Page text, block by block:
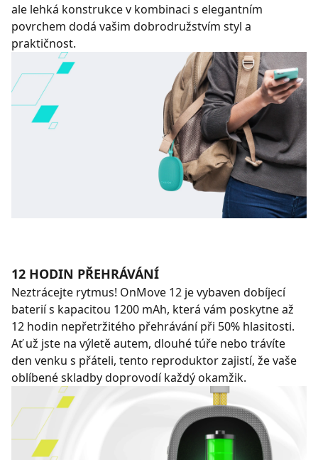
ale lehká konstrukce v kombinaci s elegantním
povrchem dodá vašim dobrodružstvím styl a
praktičnost.
12 HODIN PŘEHRÁVÁNÍ
Neztrácejte rytmus! OnMove 12 je vybaven dobíjecí
baterií s kapacitou 1200 mAh, která vám poskytne až
12 hodin nepřetržitého přehrávání při 50% hlasitosti.
Ať už jste na výletě autem, dlouhé túře nebo trávíte
den venku s přáteli, tento reproduktor zajistí, že vaše
oblíbené skladby doprovodí každý okamžik.